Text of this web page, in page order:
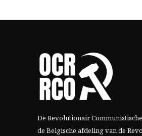
De Revolutionair
de Belgische afdeling vande